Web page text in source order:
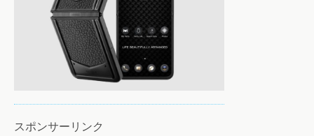
スポンサーリンク